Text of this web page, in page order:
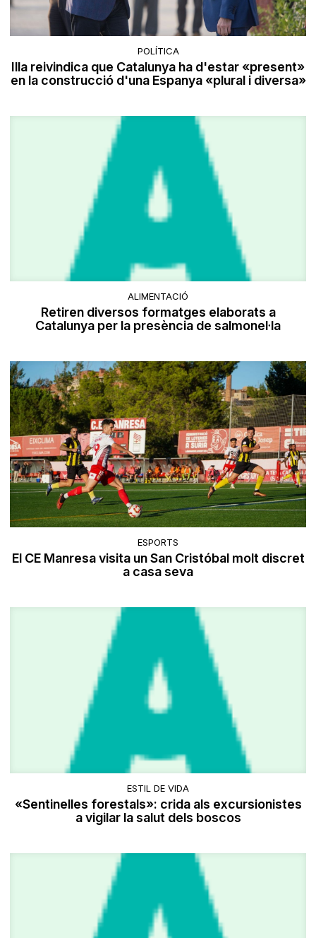
POLÍTICA
Illa reivindica que Catalunya ha d'estar «present»
en la construcció d'una Espanya «plural i diversa»
ALIMENTACIÓ
Retiren diversos formatges elaborats a
Catalunya per la presència de salmonel·la
ESPORTS
El CE Manresa visita un San Cristóbal molt discret
a casa seva
ESTIL DE VIDA
«Sentinelles forestals»: crida als excursionistes
a vigilar la salut dels boscos